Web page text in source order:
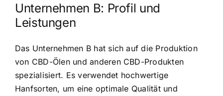
Unternehmen B: Profil und
Leistungen
Das Unternehmen B hat sich auf die Produktion
von CBD-Ölen und anderen CBD-Produkten
spezialisiert. Es verwendet hochwertige
Hanfsorten, um eine optimale Qualität und